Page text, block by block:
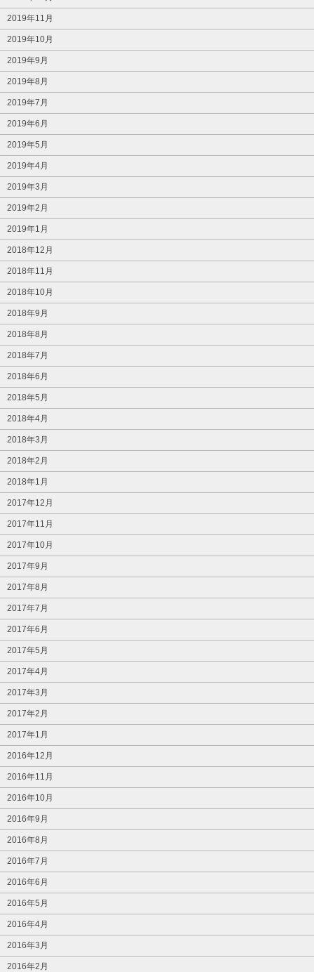
2019年11月
2019年10月
2019年9月
2019年8月
2019年7月
2019年6月
2019年5月
2019年4月
2019年3月
2019年2月
2019年1月
2018年12月
2018年11月
2018年10月
2018年9月
2018年8月
2018年7月
2018年6月
2018年5月
2018年4月
2018年3月
2018年2月
2018年1月
2017年12月
2017年11月
2017年10月
2017年9月
2017年8月
2017年7月
2017年6月
2017年5月
2017年4月
2017年3月
2017年2月
2017年1月
2016年12月
2016年11月
2016年10月
2016年9月
2016年8月
2016年7月
2016年6月
2016年5月
2016年4月
2016年3月
2016年2月